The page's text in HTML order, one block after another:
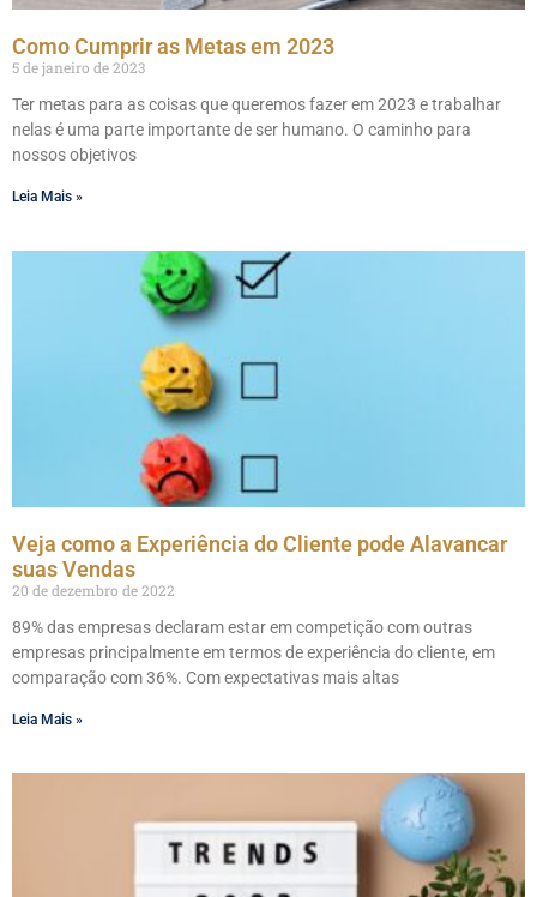
Como Cumprir as Metas em 2023
5 de janeiro de 2023
Ter metas para as coisas que queremos fazer em 2023 e trabalhar
nelas é uma parte importante de ser humano. O caminho para
nossos objetivos
Leia Mais »
Veja como a Experiência do Cliente pode Alavancar
suas Vendas
20 de dezembro de 2022
89% das empresas declaram estar em competição com outras
empresas principalmente em termos de experiência do cliente, em
comparação com 36%. Com expectativas mais altas
Leia Mais »